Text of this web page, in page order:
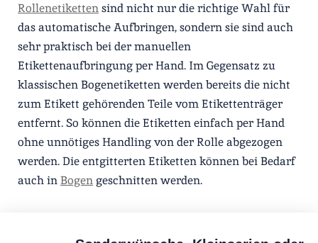
Rollenetikettensind nicht nur die richtige Wahl für
das automatische Aufbringen, sondern sie sind auch
sehr praktisch bei der manuellen
Etikettenaufbringung per Hand. Im Gegensatz zu
klassischen Bogenetiketten werden bereits die nicht
zum Etikett gehörenden Teile vom Etikettenträger
entfernt. So können die Etiketten einfach per Hand
ohne unnötiges Handling von der Rolle abgezogen
werden. Die entgitterten Etiketten können bei Bedarf
auch inBogen geschnitten werden.